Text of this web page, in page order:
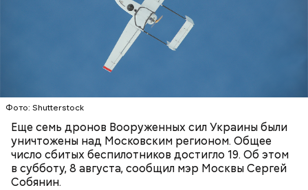
Фото: Shutterstock
Еще семь дронов Вооруженных сил Украины были
уничтожены над Московским регионом. Общее
число сбитых беспилотников достигло 19. Об этом
в субботу, 8 августа, сообщил мэр Москвы Сергей
Собянин.
уничтожены 397 украинскихбеспилотников
ВОЕННЫЕ КОНФЛИКТЫ
СЕРГЕЙ СОБЯНИН
Украинский дрон-камикадзе
ударил по
движущемуся гражданскому автомобилю
поселке Суземка Брянской области. Ранения
получили четыре девушки, их доставили в